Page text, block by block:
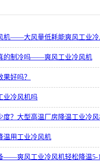
机——大风量低耗能爽风工业冷
的制冷吗——爽风工业冷风机
好吗？
业冷风机吗
度？大型高温厂房降温工业冷
温用工业冷风机
——爽风工业冷风机轻松降温